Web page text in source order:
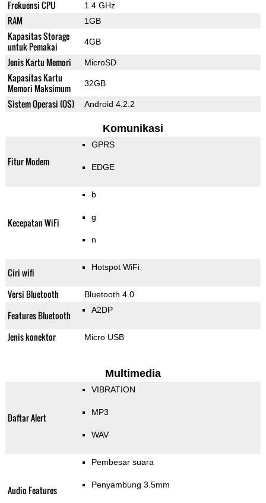
Frekuensi CPU 1.4 GHz
RAM 1GB
Kapasitas Storage
untuk Pemakai
4GB
Jenis Kartu Memori MicroSD
Kapasitas Kartu
Memori Maksimum
32GB
Sistem Operasi (OS) Android 4.2.2
Komunikasi
Fitur Modem
GPRS
EDGE
Kecepatan WiFi
b
g
n
Ciri wifi Hotspot WiFi
Versi Bluetooth Bluetooth 4.0
Features Bluetooth A2DP
Jenis konektor Micro USB
Multimedia
Daftar Alert
VIBRATION
MP3
WAV
Audio Features
Pembesar suara
Penyambung 3.5mm